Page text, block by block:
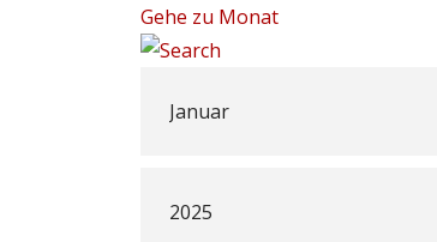
Gehe zu Monat